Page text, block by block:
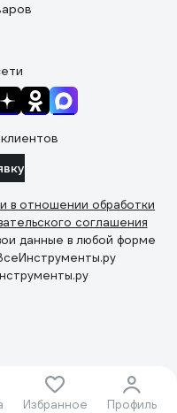
Избранное Профиль
в отношении обработки
соглашения
данные в любой форме